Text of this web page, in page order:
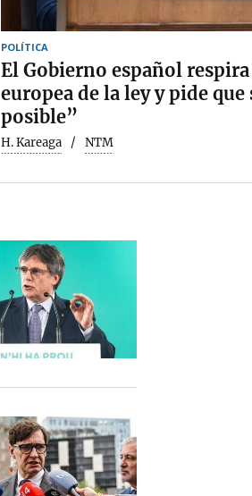
POLÍTICA
El Gobierno español
europea de la ley y pide
posible”
H. Kareaga NTM